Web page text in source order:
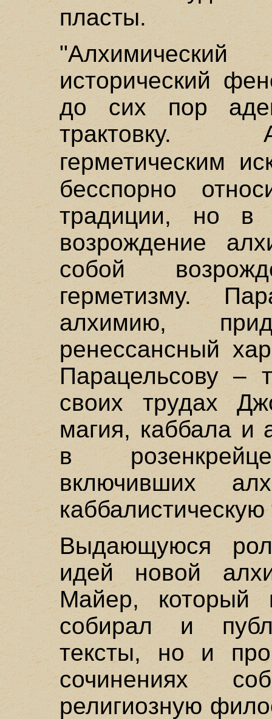
пласты.
исторический
до сих пор
трактовку.
герметическим
бесспорно
традиции, но в
возрождение
собой
герметизму.
алхимию,
ренессансный
Парацельсову –
своих трудах
магия, каббала и
в
включивших
Выдающуюся
идей новой
Майер, который
собирал и
тексты, но и
сочинениях
религиозную